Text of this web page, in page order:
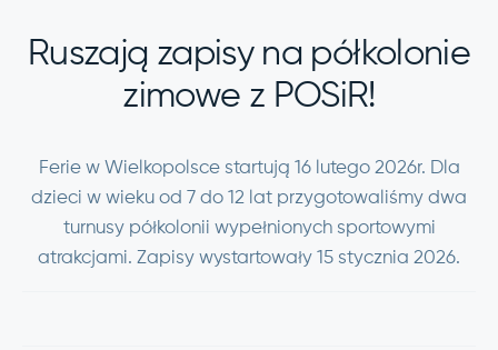
Ruszają zapisy na półkolonie
zimowe z POSiR!
Ferie w Wielkopolsce startują 16 lutego 2026r. Dla
dzieci w wieku od 7 do 12 lat przygotowaliśmy dwa
turnusy półkolonii wypełnionych sportowymi
atrakcjami. Zapisy wystartowały 15 stycznia 2026.